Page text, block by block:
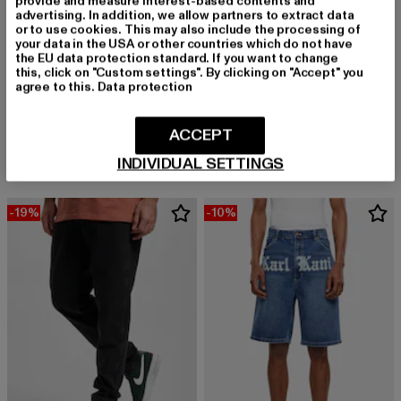
Small Signature Tapered Five Pocket Denim
Derzeitiger Preis: 67,49 EURAktionspreis: 74,99 EUR
KARL KANI
61,19 EUR
Derzeitiger Preis: 61,19 EUR
89,99 EUR
-19% -10%
advertising. In addition, we allow partners to extract data
or to use cookies. This may also include the processing of
your data in the USA or other countries which do not have
the EU data protection standard. If you want to change
this, click on "Custom settings". By clicking on "Accept" you
agree to this. Data protection
INDIVIDUAL SETTINGS
ACCEPT